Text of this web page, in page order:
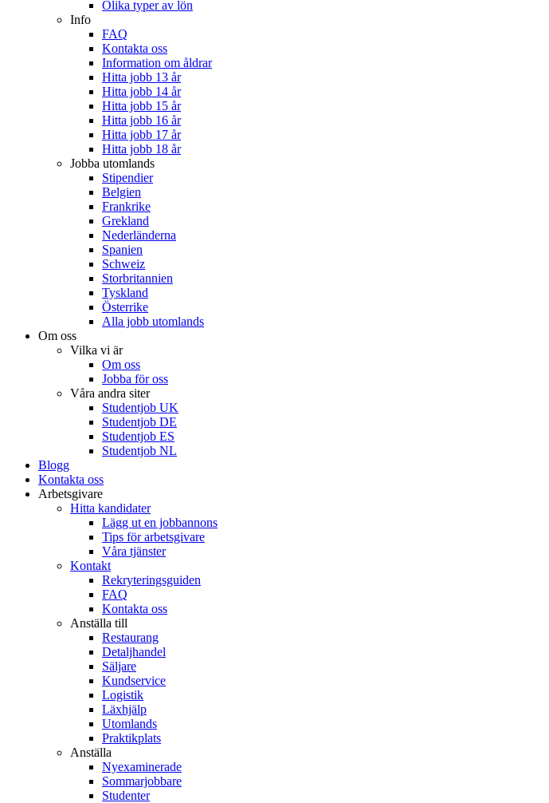
Olika typer av lön
Info
FAQ
Kontakta oss
Information om åldrar
Hitta jobb 13 år
Hitta jobb 14 år
Hitta jobb 15 år
Hitta jobb 16 år
Hitta jobb 17 år
Hitta jobb 18 år
Jobba utomlands
Stipendier
Belgien
Frankrike
Grekland
Nederländerna
Spanien
Schweiz
Storbritannien
Tyskland
Österrike
Alla jobb utomlands
Om oss
Vilka vi är
Om oss
Jobba för oss
Våra andra siter
Studentjob UK
Studentjob DE
Studentjob ES
Studentjob NL
Blogg
Kontakta oss
Arbetsgivare
Hitta kandidater
Lägg ut en jobbannons
Tips för arbetsgivare
Våra tjänster
Kontakt
Rekryteringsguiden
FAQ
Kontakta oss
Anställa till
Restaurang
Detaljhandel
Säljare
Kundservice
Logistik
Läxhjälp
Utomlands
Praktikplats
Anställa
Nyexaminerade
Sommarjobbare
Studenter